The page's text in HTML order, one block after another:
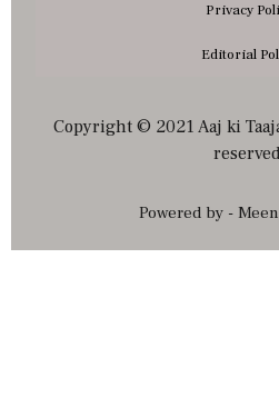
Privacy
Editorial
Copyright © 2021 Aaj ki
Powered by -